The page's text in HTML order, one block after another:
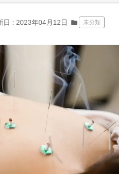
日 : 2023年04月12日 folder 未分類